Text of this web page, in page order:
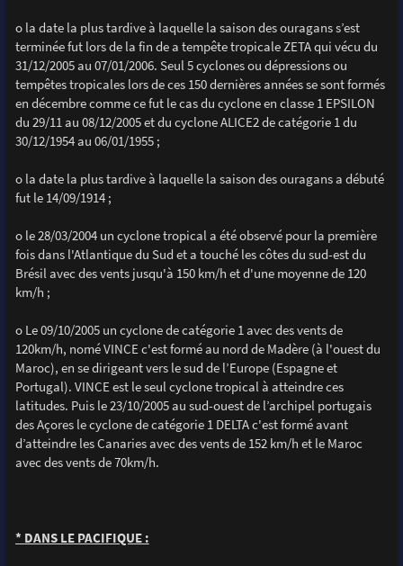
o la date la plus tardive à laquelle la saison des ouragans s’est
terminée fut lors de la fin de a tempête tropicale ZETA qui vécu du
31/12/2005 au 07/01/2006. Seul 5 cyclones ou dépressions ou
tempêtes tropicales lors de ces 150 dernières années se sont formés
en décembre comme ce fut le cas du cyclone en classe 1 EPSILON
du 29/11 au 08/12/2005 et du cyclone ALICE2 de catégorie 1 du
30/12/1954 au 06/01/1955 ;
o la date la plus tardive à laquelle la saison des ouragans a débuté
fut le 14/09/1914 ;
o le 28/03/2004 un cyclone tropical a été observé pour la première
fois dans l'Atlantique du Sud et a touché les côtes du sud-est du
Brésil avec des vents jusqu'à 150 km/h et d'une moyenne de 120
km/h ;
o Le 09/10/2005 un cyclone de catégorie 1 avec des vents de
120km/h, nomé VINCE c'est formé au nord de Madère (à l'ouest du
Maroc), en se dirigeant vers le sud de l’Europe (Espagne et
Portugal). VINCE est le seul cyclone tropical à atteindre ces
latitudes. Puis le 23/10/2005 au sud-ouest de l’archipel portugais
des Açores le cyclone de catégorie 1 DELTA c'est formé avant
d’atteindre les Canaries avec des vents de 152 km/h et le Maroc
avec des vents de 70km/h.
* DANS LE PACIFIQUE :